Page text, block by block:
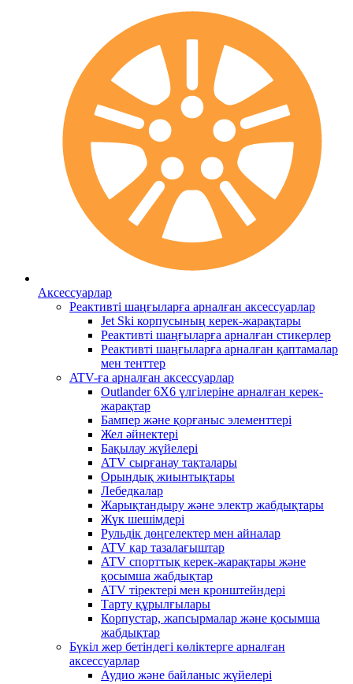
Аксессуарлар
Реактивті шаңғыларға арналған аксессуарлар
Jet Ski корпусының керек-жарақтары
Реактивті шаңғыларға арналған стикерлер
Реактивті шаңғыларға арналған қаптамалар
мен тенттер
ATV-ға арналған аксессуарлар
Outlander 6X6 үлгілеріне арналған керек-
жарақтар
Бампер және қорғаныс элементтері
Жел әйнектері
Бақылау жүйелері
ATV сырғанау тақталары
Орындық жиынтықтары
Лебедкалар
Жарықтандыру және электр жабдықтары
Жүк шешімдері
Рульдік дөңгелектер мен айналар
ATV қар тазалағыштар
ATV спорттық керек-жарақтары және
қосымша жабдықтар
ATV тіректері мен кронштейндері
Тарту құрылғылары
Корпустар, жапсырмалар және қосымша
жабдықтар
Бүкіл жер бетіндегі көліктерге арналған
аксессуарлар
Аудио және байланыс жүйелері